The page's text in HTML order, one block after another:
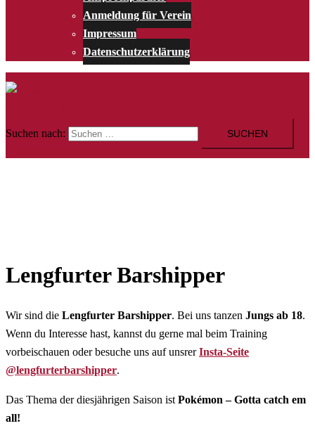
Anmeldung für Verein
Impressum
Datenschutzerklärung
Suchen nach:
Lengfurter Barshipper
Wir sind die Lengfurter Barshipper. Bei uns tanzen Jungs ab 18.
Wenn du Interesse hast, kannst du gerne mal beim Training
vorbeischauen oder besuche uns auf unsrerInsta-Seite
@lengfurterbarshipper.
Das Thema der diesjährigen Saison ist Pokémon – Gotta catch em
all!